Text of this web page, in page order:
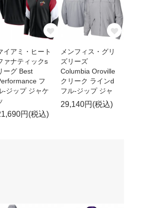
イアミ・ヒート
ァナティックs
ーグ Best
フ
-ジップ ジャケ
円(税込)
メンフィス・グリ
ズリーズ
Columbia Oroville
クリーク ラインd
フル-ジップ ジャ
29,140円(税込)